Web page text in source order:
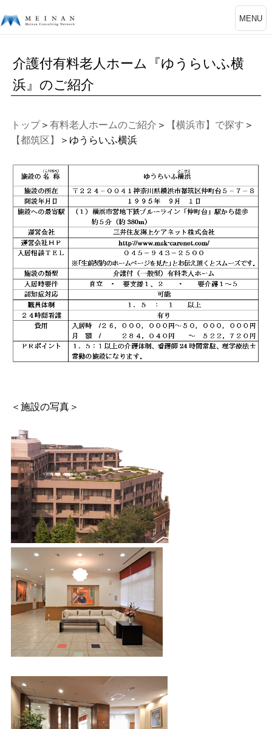
MENU
介護付有料老人ホーム『ゆうらいふ横
浜』のご紹介
トップ＞ 有料老人ホームのご紹介 ＞ 【横浜市】で探す ＞
【都筑区】
＞ゆうらいふ横浜
＜施設の写真＞